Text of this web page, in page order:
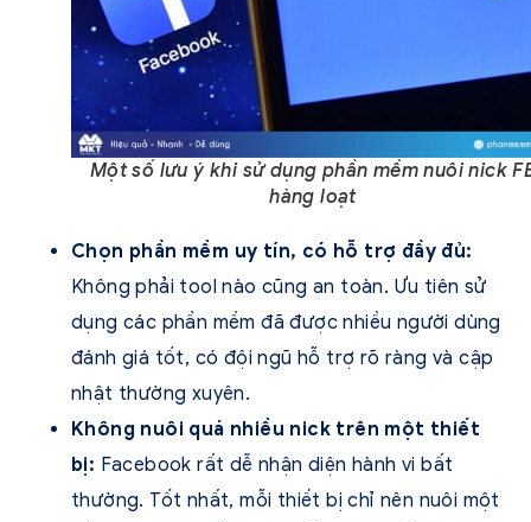
Một số lưu ý khi sử dụng phần mềm nuôi nick
hàng loạt
Chọn phần mềm uy tín, có hỗ trợ đầy đủ:
Không phải tool nào cũng an toàn. Ưu tiên sử
dụng các phần mềm đã được nhiều người dùng
đánh giá tốt, có đội ngũ hỗ trợ rõ ràng và cập
nhật thường xuyên.
Không nuôi quá nhiều nick trên một thiết
bị: Facebook rất dễ nhận diện hành vi bất
thường. Tốt nhất, mỗi thiết bị chỉ nên nuôi một